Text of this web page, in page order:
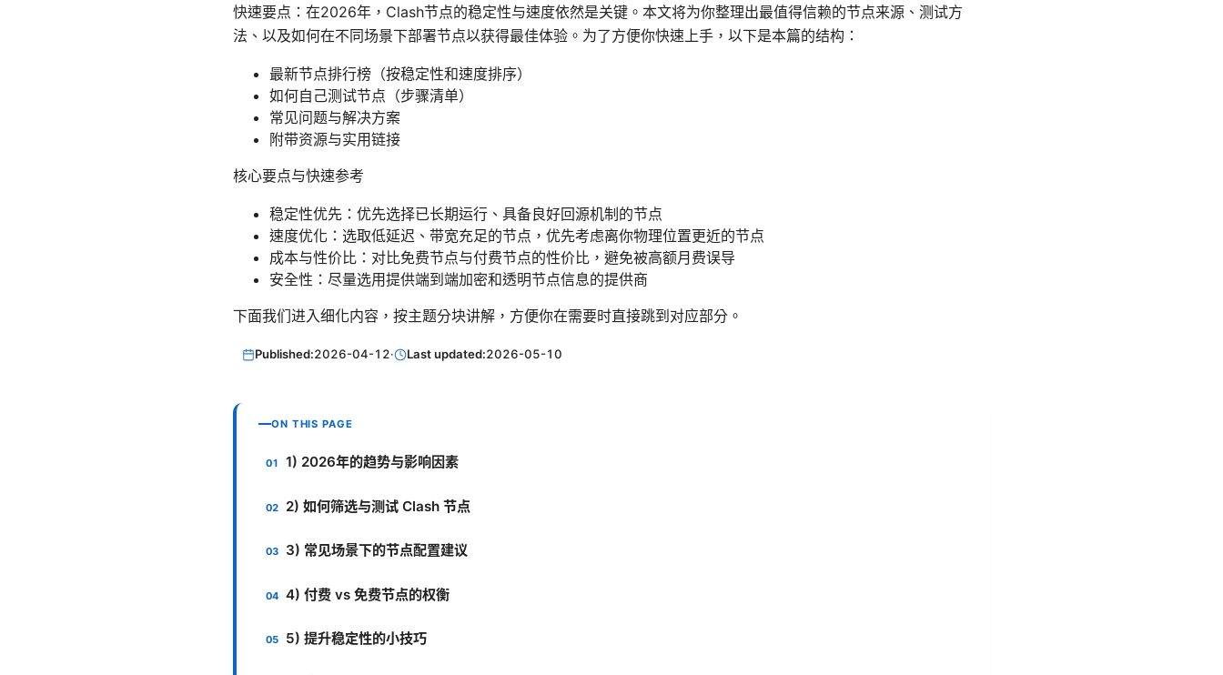
快速要点：在2026年，Clash节点的稳定性与速度依然是关键。本文将为你整理出最值得信赖的节点来源、测试方
法、以及如何在不同场景下部署节点以获得最佳体验。为了方便你快速上手，以下是本篇的结构：
最新节点排行榜（按稳定性和速度排序）
如何自己测试节点（步骤清单）
常见问题与解决方案
附带资源与实用链接
核心要点与快速参考
稳定性优先：优先选择已长期运行、具备良好回源机制的节点
速度优化：选取低延迟、带宽充足的节点，优先考虑离你物理位置更近的节点
成本与性价比：对比免费节点与付费节点的性价比，避免被高额月费误导
安全性：尽量选用提供端到端加密和透明节点信息的提供商
下面我们进入细化内容，按主题分块讲解，方便你在需要时直接跳到对应部分。
Published:2026-04-12· Last updated:2026-05-10
ON THIS PAGE
1) 2026年的趋势与影响因素
2) 如何筛选与测试 Clash 节点
3) 常见场景下的节点配置建议
4) 付费 vs 免费节点的权衡
5) 提升稳定性的小技巧